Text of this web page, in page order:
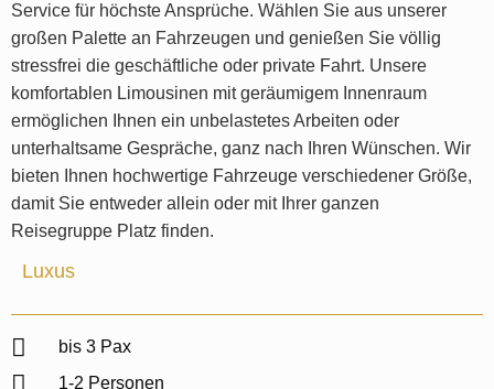
Service für höchste Ansprüche. Wählen Sie aus unserer
großen Palette an Fahrzeugen und genießen Sie völlig
stressfrei die geschäftliche oder private Fahrt. Unsere
komfortablen Limousinen mit geräumigem Innenraum
ermöglichen Ihnen ein unbelastetes Arbeiten oder
unterhaltsame Gespräche, ganz nach Ihren Wünschen. Wir
bieten Ihnen hochwertige Fahrzeuge verschiedener Größe,
damit Sie entweder allein oder mit Ihrer ganzen
Reisegruppe Platz finden.
Luxus
bis 3 Pax
1-2 Personen